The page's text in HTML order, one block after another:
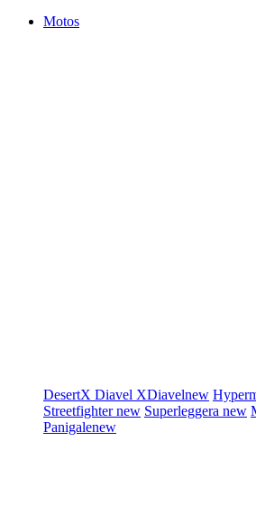
Motos
DesertX Diavel XDiavelnew
Streetfighternew Superleggera new
Panigalenew